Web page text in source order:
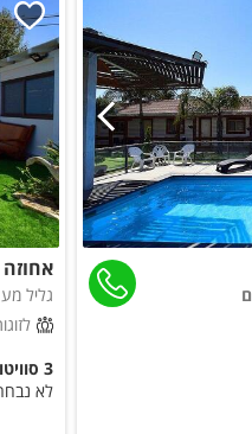
גליל
3 סוויטות
לא